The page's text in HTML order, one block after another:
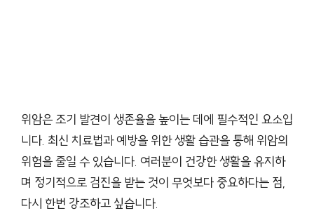
위암은 조기 발견이 생존율을 높이는 데에 필수적인 요소입
니다. 최신 치료법과 예방을 위한 생활 습관을 통해 위암의
위험을 줄일 수 있습니다. 여러분이 건강한 생활을 유지하
며 정기적으로 검진을 받는 것이 무엇보다 중요하다는 점,
다시 한번 강조하고 싶습니다.